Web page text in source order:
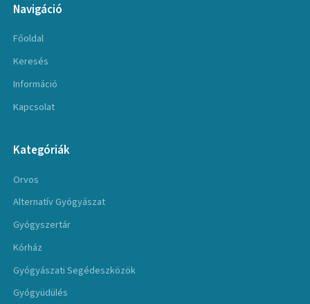
Navigáció
Főoldal
Keresés
Információ
Kapcsolat
Kategóriák
Orvos
Alternatív Gyógyászat
Gyógyszertár
Kórház
Gyógyászati Segédeszközök
Gyógyüdülés